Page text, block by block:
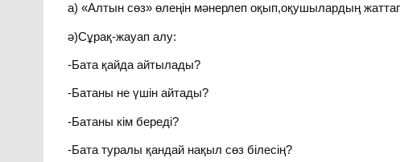
а) «Алтын сөз» өлеңін мәнерлеп оқып,оқушылардың
ә)Сұрақ-жауап алу:
-Бата қайда айтылады?
-Батаны не үшін айтады?
-Батаны кім береді?
-Бата туралы қандай нақыл сөз білесің?